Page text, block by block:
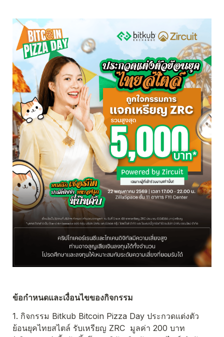
ข้อกำหนดและเงื่อนไขของกิจกรรม
1. กิจกรรม Bitkub Bitcoin Pizza Day ประกวดแต่งตัว
ย้อนยุคไทยสไตล์ รับเหรียญ ZRC  มูลค่า 200 บาท